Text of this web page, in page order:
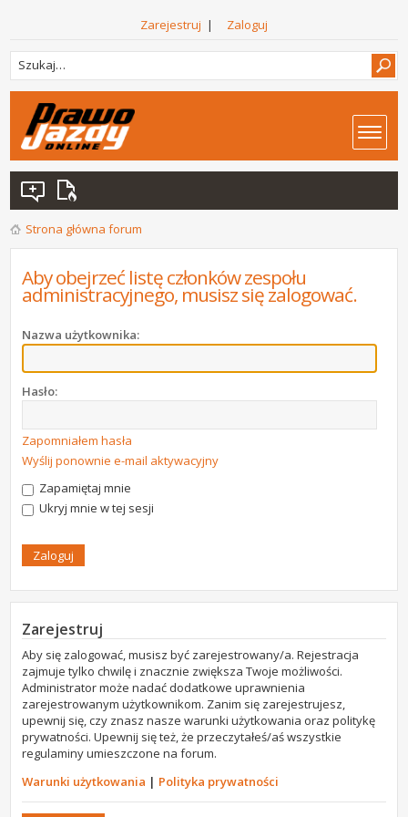
Zarejestruj | Zaloguj
Strona główna forum
Aby obejrzeć listę członków zespołu
administracyjnego, musisz się zalogować.
Nazwa użytkownika:
Hasło:
Zapomniałem hasła
Wyślij ponownie e-mail aktywacyjny
Zapamiętaj mnie
Ukryj mnie w tej sesji
Zarejestruj
Aby się zalogować, musisz być zarejestrowany/a. Rejestracja
zajmuje tylko chwilę i znacznie zwiększa Twoje możliwości.
Administrator może nadać dodatkowe uprawnienia
zarejestrowanym użytkownikom. Zanim się zarejestrujesz,
upewnij się, czy znasz nasze warunki użytkowania oraz politykę
prywatności. Upewnij się też, że przeczytałeś/aś wszystkie
regulaminy umieszczone na forum.
Warunki użytkowania | Polityka prywatności